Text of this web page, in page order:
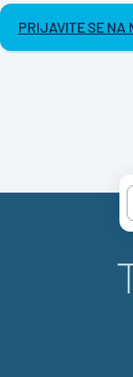
PRIJAVITE SE NA